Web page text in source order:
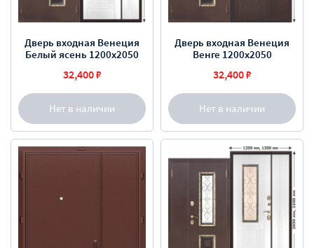
Нет в наличии
Дверь входная Венеция
Белый ясень 1200х2050
32,400 ₽
Нет в наличии
Дверь входная Венеция
Венге 1200х2050
32,400 ₽